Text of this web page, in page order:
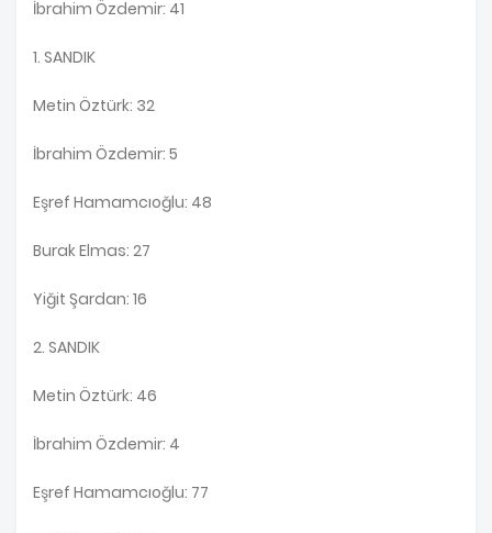
İbrahim Özdemir: 41
1. SANDIK
Metin Öztürk: 32
İbrahim Özdemir: 5
Eşref Hamamcıoğlu: 48
Burak Elmas: 27
Yiğit Şardan: 16
2. SANDIK
Metin Öztürk: 46
İbrahim Özdemir: 4
Eşref Hamamcıoğlu: 77